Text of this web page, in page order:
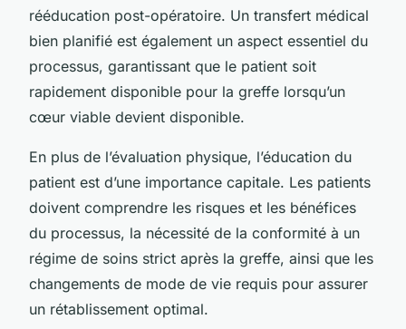
rééducation post-opératoire. Un transfert médical
bien planifié est également un aspect essentiel du
processus, garantissant que le patient soit
rapidement disponible pour la greffe lorsqu’un
cœur viable devient disponible.
En plus de l’évaluation physique, l’éducation du
patient est d’une importance capitale. Les patients
doivent comprendre les risques et les bénéfices
du processus, la nécessité de la conformité à un
régime de soins strict après la greffe, ainsi que les
changements de mode de vie requis pour assurer
un rétablissement optimal.